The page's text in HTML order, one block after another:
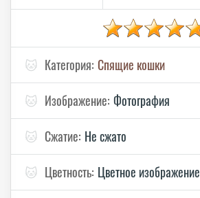
🐱 Категория: Спящие кошки
🐱 Изображение: Фотография
🐱 Сжатие: Не сжато
🐱 Цветность: Цветное изображение